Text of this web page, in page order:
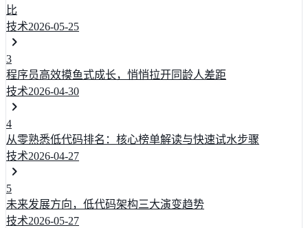
比
技术2026-05-25
3
程序员高效摸鱼式成长，悄悄拉开同龄人差距
技术2026-04-30
4
从零熟悉低代码排名：核心榜单解读与快速试水步骤
技术2026-04-27
5
未来发展方向，低代码架构三大演变趋势
技术2026-05-27